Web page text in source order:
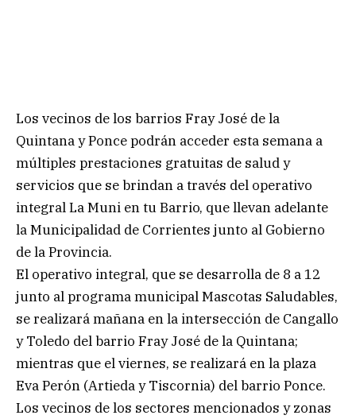
Los vecinos de los barrios Fray José de la
Quintana y Ponce podrán acceder esta semana a
múltiples prestaciones gratuitas de salud y
servicios que se brindan a través del operativo
integral La Muni en tu Barrio, que llevan adelante
la Municipalidad de Corrientes junto al Gobierno
de la Provincia.
El operativo integral, que se desarrolla de 8 a 12
junto al programa municipal Mascotas Saludables,
se realizará mañana en la intersección de Cangallo
y Toledo del barrio Fray José de la Quintana;
mientras que el viernes, se realizará en la plaza
Eva Perón (Artieda y Tiscornia) del barrio Ponce.
Los vecinos de los sectores mencionados y zonas